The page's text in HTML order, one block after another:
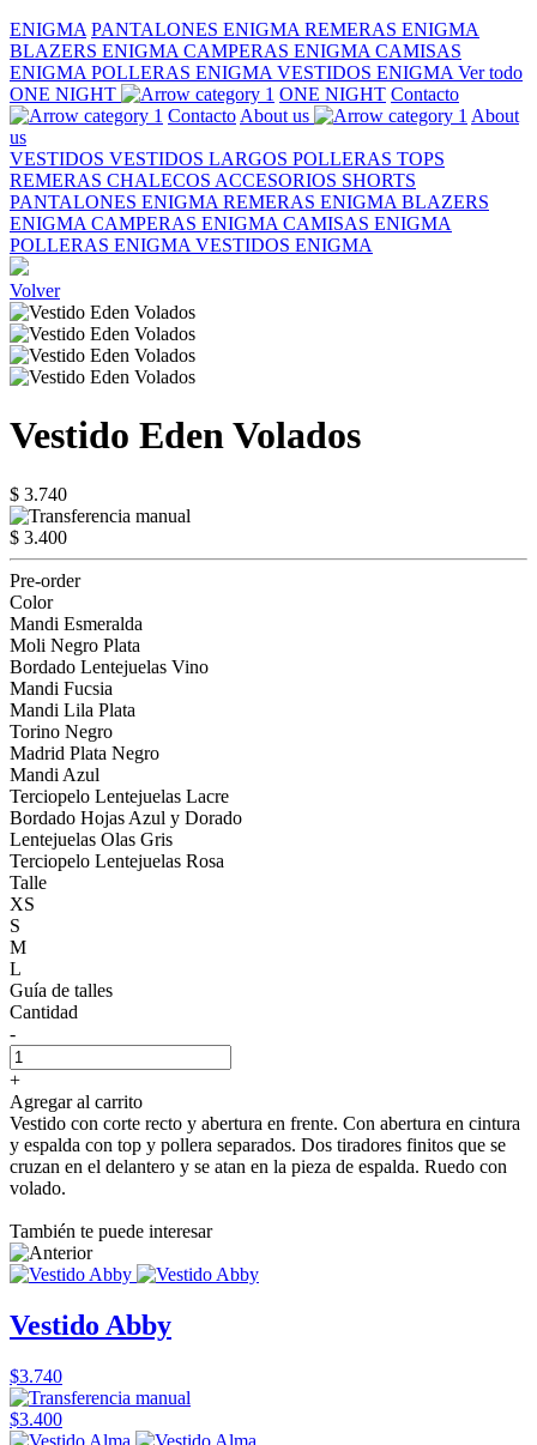
ENIGMA PANTALONES ENIGMA REMERAS ENIGMA
BLAZERS ENIGMA CAMPERAS ENIGMA CAMISAS
ENIGMA POLLERAS ENIGMA VESTIDOS ENIGMA Ver todo
ONE NIGHT
ONE NIGHT Contacto
Contacto About us
About
us
VESTIDOS VESTIDOS LARGOS POLLERAS TOPS
REMERAS CHALECOS ACCESORIOS SHORTS
PANTALONES ENIGMA REMERAS ENIGMA BLAZERS
ENIGMA CAMPERAS ENIGMA CAMISAS ENIGMA
POLLERAS ENIGMA VESTIDOS ENIGMA
Volver
Vestido Eden Volados
$ 3.740
$ 3.400
Pre-order
Color
Mandi Esmeralda
Moli Negro Plata
Bordado Lentejuelas Vino
Mandi Fucsia
Mandi Lila Plata
Torino Negro
Madrid Plata Negro
Mandi Azul
Terciopelo Lentejuelas Lacre
Bordado Hojas Azul y Dorado
Lentejuelas Olas Gris
Terciopelo Lentejuelas Rosa
Talle
XS
S
M
L
Guía de talles
Cantidad
-
+
Agregar al carrito
Vestido con corte recto y abertura en frente. Con abertura en cintura
y espalda con top y pollera separados. Dos tiradores finitos que se
cruzan en el delantero y se atan en la pieza de espalda. Ruedo con
volado.
También te puede interesar
Vestido Abby
$3.740
$3.400